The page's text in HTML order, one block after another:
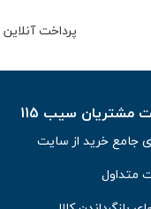
پرداخت آنلاین
مشتریان سیب 115
جامع خرید از سایت
متداول